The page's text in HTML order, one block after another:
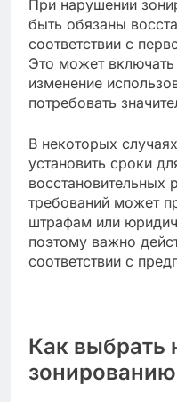
При нарушении
быть обязаны
соответствии с
Это может
изменение
потребовать
В некоторых
установить сроки
восстановительных
требований может
штрафам или
поэтому важно
соответствии с
Как выбрать